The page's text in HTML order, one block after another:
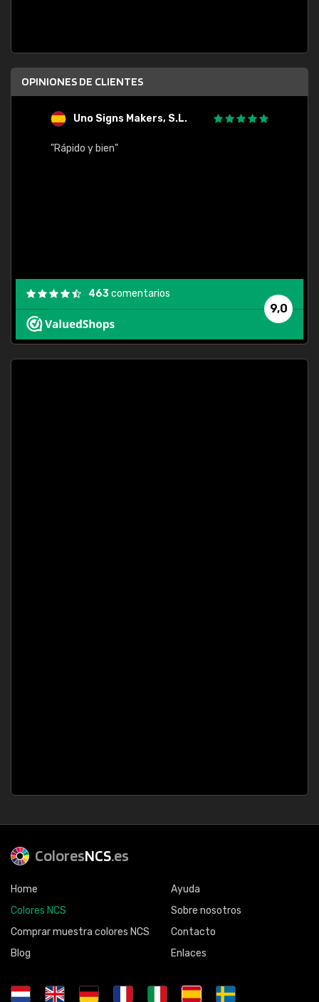
OPINIONES DE CLIENTES
Uno Signs Makers, S.L.
"Rápido y bien"
9,0
463comentarios
ColoresNCS.es
Home
Colores NCS
Comprar muestra colores NCS
Blog
Ayuda
Sobre nosotros
Contacto
Enlaces